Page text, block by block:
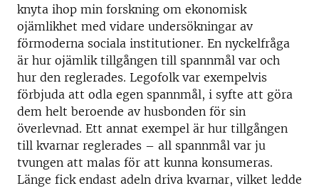
knyta ihop min forskning om ekonomisk
ojämlikhet med vidare undersökningar av
förmoderna sociala institutioner. En nyckelfråga
är hur ojämlik tillgången till spannmål var och
hur den reglerades. Legofolk var exempelvis
förbjuda att odla egen spannmål, i syfte att göra
dem helt beroende av husbonden för sin
överlevnad. Ett annat exempel är hur tillgången
till kvarnar reglerades – all spannmål var ju
tvungen att malas för att kunna konsumeras.
Länge fick endast adeln driva kvarnar, vilket ledde